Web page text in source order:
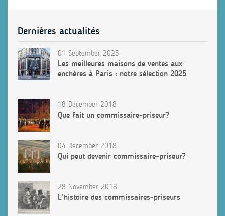
Dernières actualités
01 September 2025
Les meilleures maisons de ventes aux
enchères à Paris : notre sélection 2025
18 December 2018
Que fait un commissaire-priseur?
04 December 2018
Qui peut devenir commissaire-priseur?
28 November 2018
L’histoire des commissaires-priseurs